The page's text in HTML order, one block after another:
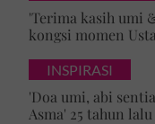
'Terima kasih umi
kongsi momen
INSPIRASI
'Doa umi, abi
Asma' 25 tahun